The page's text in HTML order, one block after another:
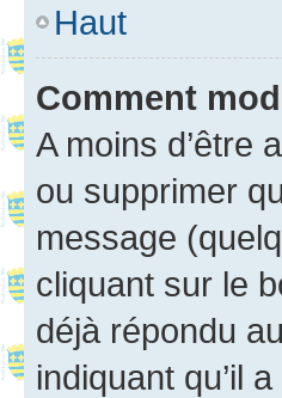
Haut
Comment
A moins d’être
ou supprimer
message
cliquant sur le
déjà répondu
indiquant qu’il